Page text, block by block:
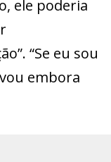
ele poderia
“Se eu sou
embora